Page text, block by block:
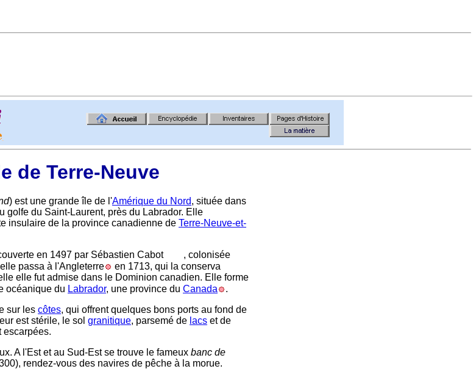
-
de Terre-Neuve
) est une grande île de l'Amérique du Nord, située dans
golfe du Saint-Laurent, près du Labrador. Elle
insulaire de la province canadienne de Terre-Neuve-et-
en 1497 par Sébastien Cabot
, colonisée
passa à l'Angleterre
en 1713, qui la conserva
elle fut admise dans le Dominion canadien. Elle forme
océanique du Labrador, une province du Canada
.
sur les côtes, qui offrent quelques bons ports au fond de
est stérile, le sol granitique, parsemé de lacs et de
escarpées.
A l'Est et au Sud-Est se trouve le fameux banc de
rendez-vous des navires de pêche à la morue.